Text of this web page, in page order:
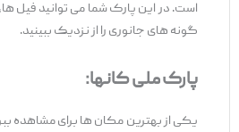
است. در این پارک شما می ‌توانید فیل
گونه ‌های جانوری را از نزدیک ببینید.
پارک ملی کانها:
یکی از بهترین مکان ‌ها برای مشاهده